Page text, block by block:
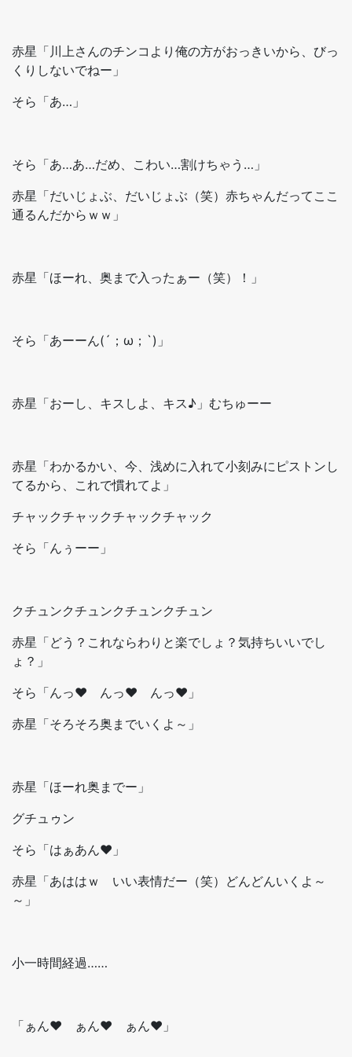
赤星「川上さんのチンコより俺の方がおっきいから、びっ
くりしないでねー」
そら「あ…」
そら「あ…あ…だめ、こわい…割けちゃう…」
赤星「だいじょぶ、だいじょぶ（笑）赤ちゃんだってここ
通るんだからｗｗ」
赤星「ほーれ、奥まで入ったぁー（笑）！」
そら「あーーん(´；ω；`)」
赤星「おーし、キスしよ、キス♪」むちゅーー
赤星「わかるかい、今、浅めに入れて小刻みにピストンし
てるから、これで慣れてよ」
チャックチャックチャックチャック
そら「んぅーー」
クチュンクチュンクチュンクチュン
赤星「どう？これならわりと楽でしょ？気持ちいいでし
ょ？」
そら「んっ♥ んっ♥ んっ♥」
赤星「そろそろ奥までいくよ～」
赤星「ほーれ奥までー」
グチュゥン
そら「はぁあん♥」
赤星「あははｗ いい表情だー（笑）どんどんいくよ～
～」
小一時間経過……
「ぁん♥ ぁん♥ ぁん♥」